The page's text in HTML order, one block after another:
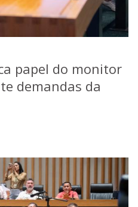
papel do monitor
demandas da